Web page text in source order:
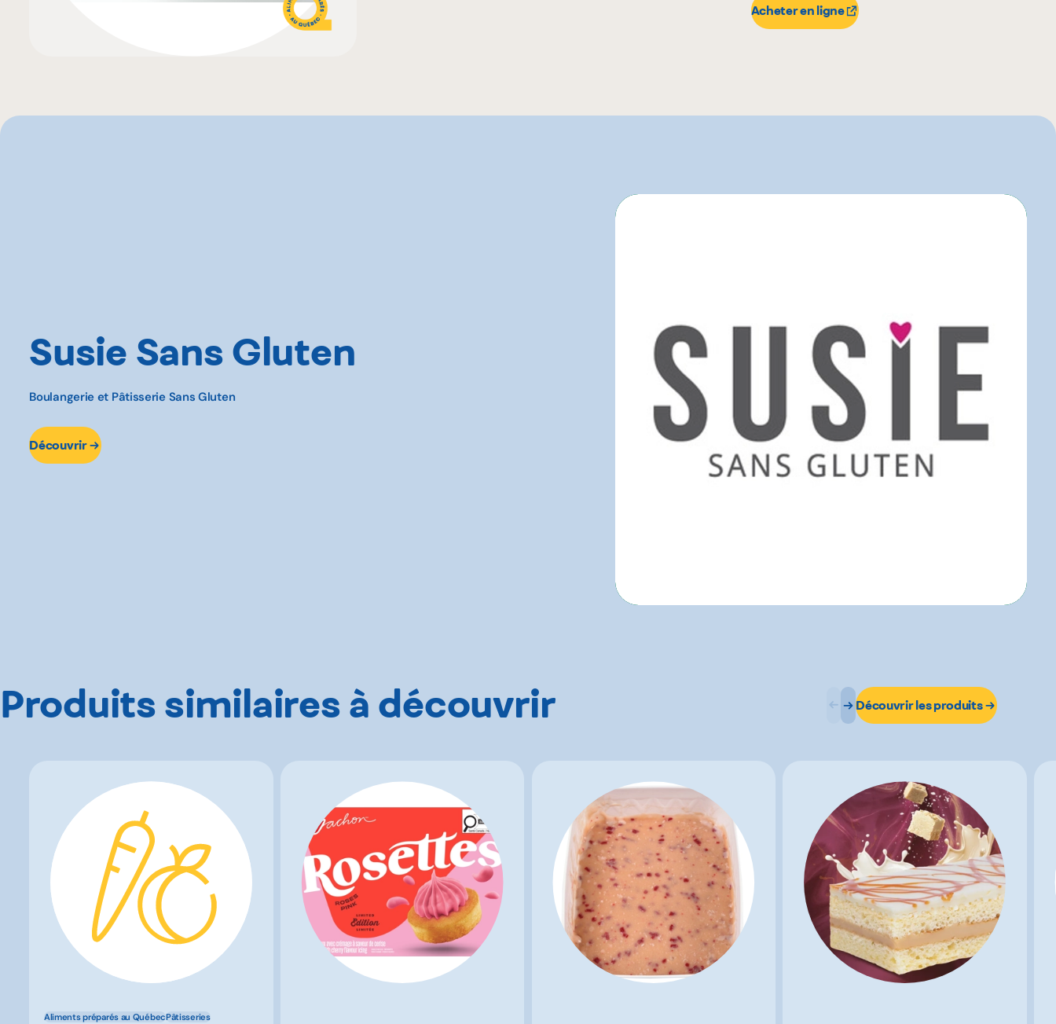
Acheter en ligne
Susie Sans Gluten
Boulangerie et Pâtisserie Sans Gluten
Découvrir
Produits similaires à découvrir Découvrir les produits
Aliments préparés au QuébecPâtisseries